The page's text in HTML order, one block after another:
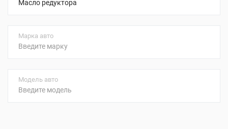
Марка авто
Модель авто